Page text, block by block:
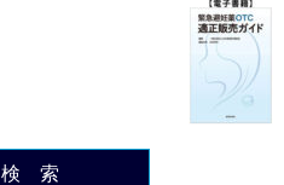
検 索